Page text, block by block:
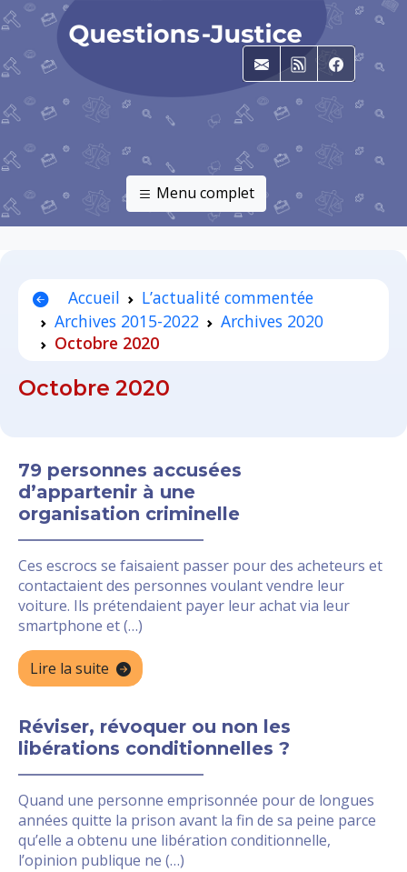
E-mailRSS
Menu complet
Accueil
L’actualité commentée
Archives 2015-2022
Archives 2020
Octobre 2020
Octobre 2020
79 personnes accusées
d’appartenir à une
organisation criminelle
Ces escrocs se faisaient passer pour des acheteurs et
contactaient des personnes voulant vendre leur
voiture. Ils prétendaient payer leur achat via leur
smartphone et (…)
Lire la suite
Réviser, révoquer ou non les
libérations conditionnelles ?
Quand une personne emprisonnée pour de longues
années quitte la prison avant la fin de sa peine parce
qu’elle a obtenu une libération conditionnelle,
l’opinion publique ne (…)